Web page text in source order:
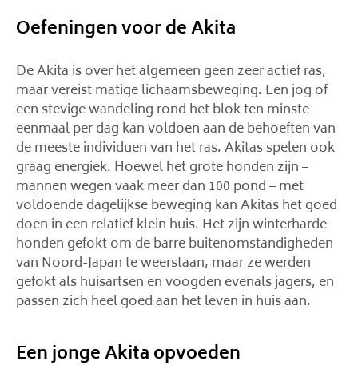
Oefeningen voor de Akita
De Akita is over het algemeen geen zeer actief ras,
maar vereist matige lichaamsbeweging. Een jog of
een stevige wandeling rond het blok ten minste
eenmaal per dag kan voldoen aan de behoeften van
de meeste individuen van het ras. Akitas spelen ook
graag energiek. Hoewel het grote honden zijn –
mannen wegen vaak meer dan 100 pond – met
voldoende dagelijkse beweging kan Akitas het goed
doen in een relatief klein huis. Het zijn winterharde
honden gefokt om de barre buitenomstandigheden
van Noord-Japan te weerstaan, maar ze werden
gefokt als huisartsen en voogden evenals jagers, en
passen zich heel goed aan het leven in huis aan.
Een jonge Akita opvoeden